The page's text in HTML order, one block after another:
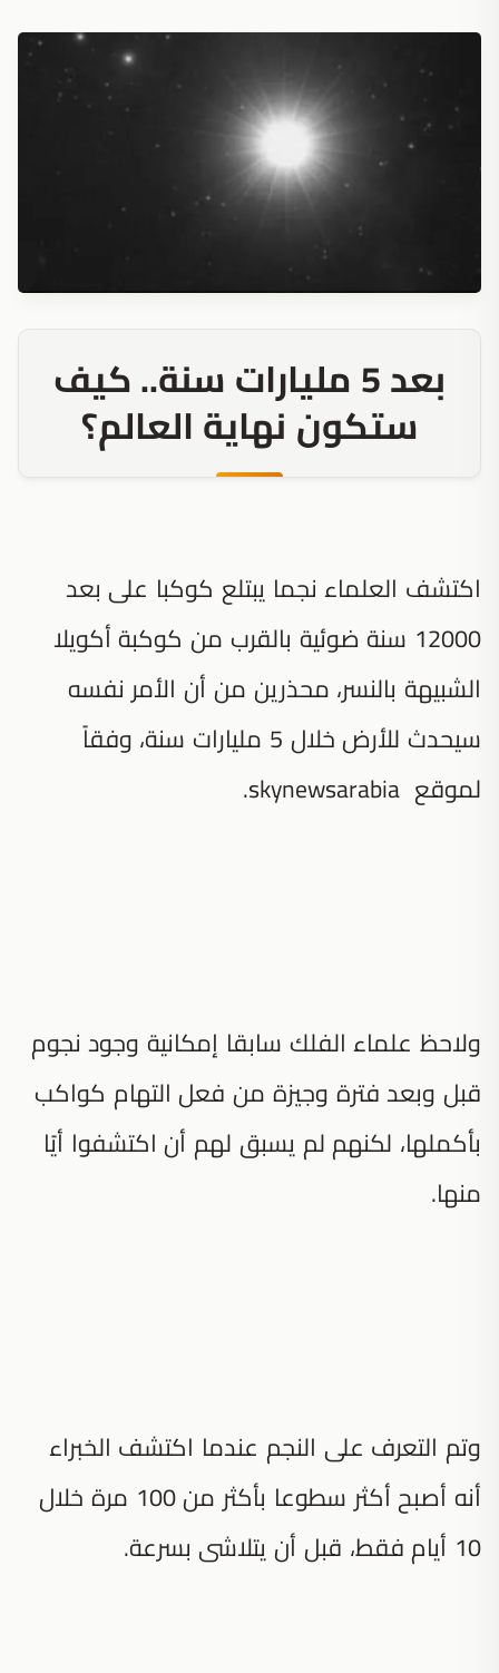
بعد 5 مليارات سنة.. كيف
ستكون نهاية العالم؟
اكتشف العلماء نجما يبتلع كوكبا على بعد
12000 سنة ضوئية بالقرب من كوكبة أكويلا
الشبيهة بالنسر، محذرين من أن الأمر نفسه
سيحدث للأرض خلال 5 مليارات سنة، وفقاً
لموقع skynewsarabia.
ولاحظ علماء الفلك سابقا إمكانية وجود نجوم
قبل وبعد فترة وجيزة من فعل التهام كواكب
بأكملها، لكنهم لم يسبق لهم أن اكتشفوا أيًا
منها.
وتم التعرف على النجم عندما اكتشف الخبراء
أنه أصبح أكثر سطوعا بأكثر من 100 مرة خلال
10 أيام فقط، قبل أن يتلاشى بسرعة.